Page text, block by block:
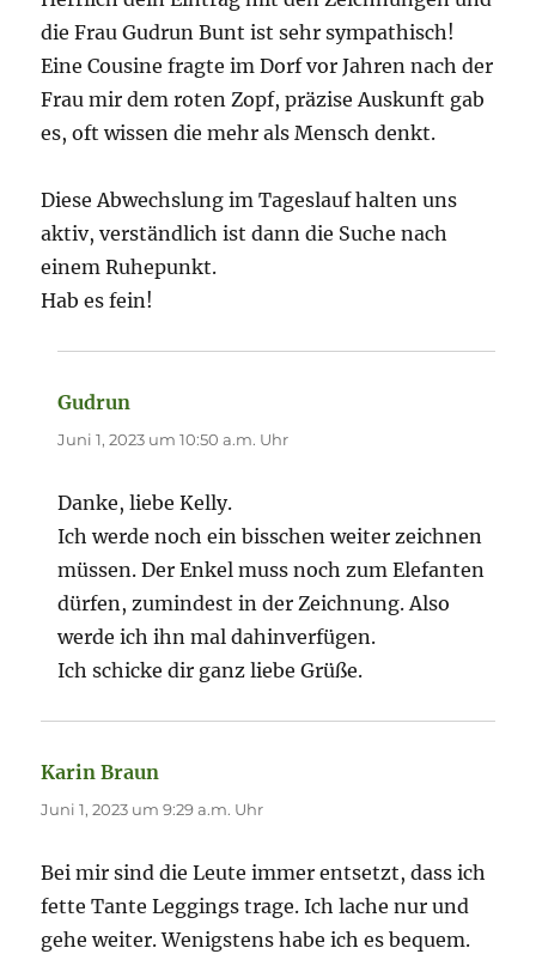
die Frau Gudrun Bunt ist sehr sympathisch!
Eine Cousine fragte im Dorf vor Jahren nach der
Frau mir dem roten Zopf, präzise Auskunft gab
es, oft wissen die mehr als Mensch denkt.
Diese Abwechslung im Tageslauf halten uns
aktiv, verständlich ist dann die Suche nach
einem Ruhepunkt.
Hab es fein!
Gudrun
Juni 1, 2023 um 10:50 a.m. Uhr
Danke, liebe Kelly.
Ich werde noch ein bisschen weiter zeichnen
müssen. Der Enkel muss noch zum Elefanten
dürfen, zumindest in der Zeichnung. Also
werde ich ihn mal dahinverfügen.
Ich schicke dir ganz liebe Grüße.
Karin Braun
Juni 1, 2023 um 9:29 a.m. Uhr
Bei mir sind die Leute immer entsetzt, dass ich
fette Tante Leggings trage. Ich lache nur und
gehe weiter. Wenigstens habe ich es bequem.